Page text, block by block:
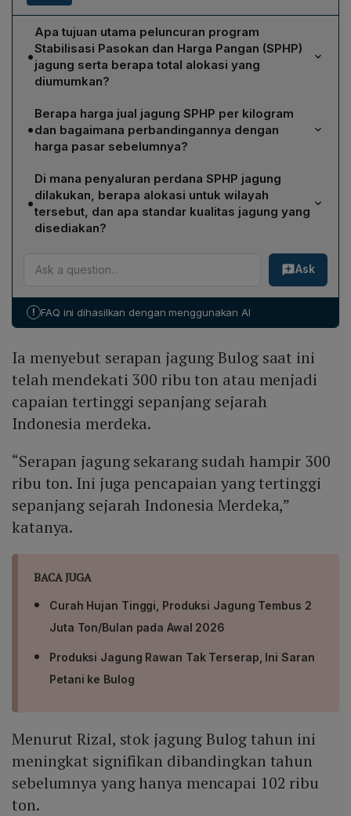
•
Apa tujuan utama peluncuran program
Stabilisasi Pasokan dan Harga Pangan (SPHP)
jagung serta berapa total alokasi yang
diumumkan?
Program SPHP jagung ditujukan untuk menurunkan
lonjakan harga jagung yang membebani peternak
unggas di seluruh Indonesia. Pemerintah
mengalokasikan total 240 ribu ton jagung pakan melalui
program tersebut.
•
Berapa harga jual jagung SPHP per kilogram
dan bagaimana perbandingannya dengan
harga pasar sebelumnya?
Jagung SPHP dijual dengan harga Rp5.500 per
kilogram, sesuai ketentuan pemerintah. Harga tersebut
lebih murah dibandingkan harga pasar yang biasanya
berada di kisaran Rp6.600 per kilogram, sehingga
•
Di mana penyaluran perdana SPHP jagung
dilakukan, berapa alokasi untuk wilayah
tersebut, dan apa standar kualitas jagung yang
disediakan?
Penyaluran perdana SPHP jagung dilakukan di
Kabupaten Magetan, Jawa Timur, yang merupakan
sentra peternakan unggas nasional. Total alokasi untuk
disediakan memiliki kadar air 12%‑14%, menandakan
Ask
! FAQ ini dihasilkan dengan menggunakan AI
Ia menyebut serapan jagung Bulog saat ini
telah mendekati 300 ribu ton atau menjadi
capaian tertinggi sepanjang sejarah
Indonesia merdeka.
“Serapan jagung sekarang sudah hampir 300
ribu ton. Ini juga pencapaian yang tertinggi
sepanjang sejarah Indonesia Merdeka,”
katanya.
BACA JUGA
Curah Hujan Tinggi, Produksi Jagung Tembus 2
Juta Ton/Bulan pada Awal 2026
Produksi Jagung Rawan Tak Terserap, Ini Saran
Petani ke Bulog
Menurut Rizal, stok jagung Bulog tahun ini
meningkat signifikan dibandingkan tahun
sebelumnya yang hanya mencapai 102 ribu
ton.